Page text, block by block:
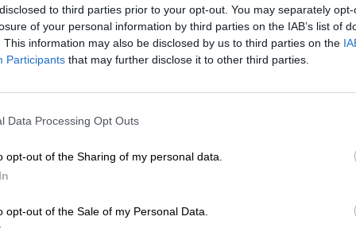
to third parties prior to your opt-out. You may separately
of your personal information by third parties on the IAB’s list of
This information may also be disclosed by us to third parties on the
Participants that may further disclose it to other third parties.
Data Processing Opt Outs
opt-out of the Sharing of my personal data.
opt-out of the Sale of my Personal Data.
να γνωρίζετε τα εξής:
εταιρεία, χωρίς τη δική σας
στην οποία έχετε το δάνειο ή την
με επιστολή της για την εταιρεία
καλεί για την οφειλή σας.
σας, δηλαδή ότι συναινείτε να
βάση, για την ίδια οφειλή.
εταιρείες για την ίδια οφειλή.
ή να ενημερώνουν τρίτους